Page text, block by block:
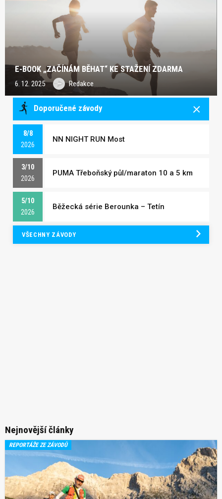
E-BOOK „ZAČÍNÁM BĚHAT“ KE STAŽENÍ ZDARMA
6. 12. 2025 Redakce
Doporučené závody
8/8
2026
NN NIGHT RUN Most
3/10
2026
PUMA Třeboňský půl/maraton 10 a 5 km
5/10
2026
Běžecká série Berounka – Tetín
VŠECHNY ZÁVODY
Nejnovější články
REPORTÁŽE ZE ZÁVODŮ